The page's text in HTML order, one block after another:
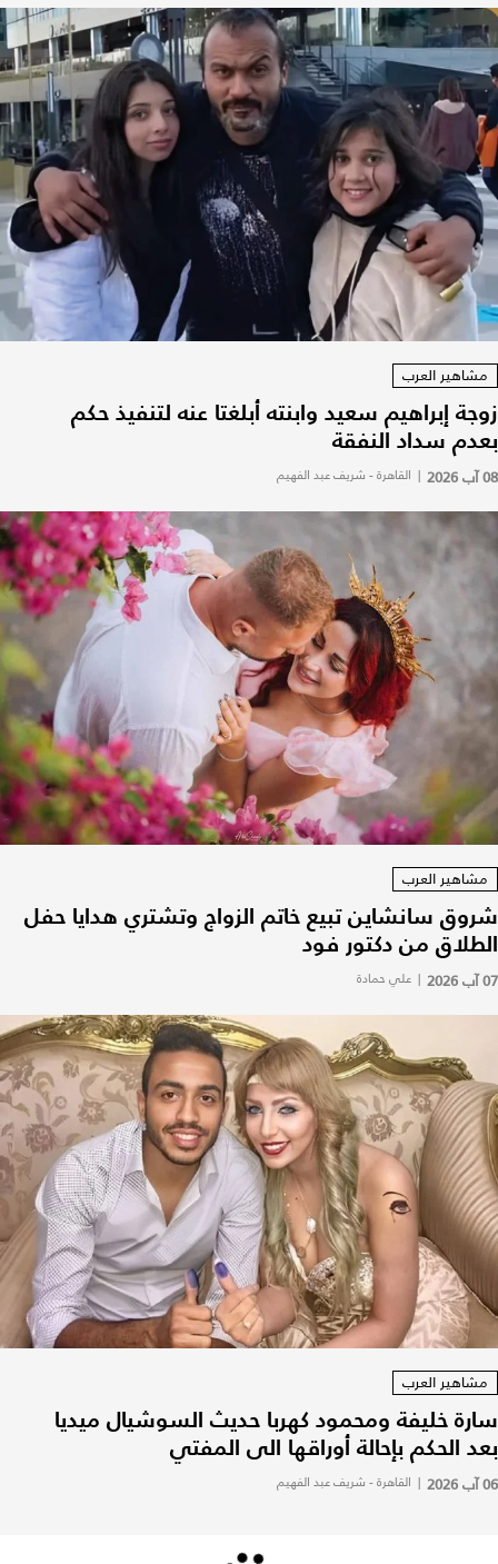
مشاهير العرب
زوجة إبراهيم سعيد وابنته أبلغتا عنه لتنفيذ حكم
بعدم سداد النفقة
08 آب 2026 | القاهرة - شريف عبد الفهيم
مشاهير العرب
شروق سانشاين تبيع خاتم الزواج وتشتري هدايا حفل
الطلاق من دكتور فود
07 آب 2026 | علي حمادة
مشاهير العرب
سارة خليفة ومحمود كهربا حديث السوشيال ميديا
بعد الحكم بإحالة أوراقها الى المفتي
06 آب 2026 | القاهرة - شريف عبد الفهيم